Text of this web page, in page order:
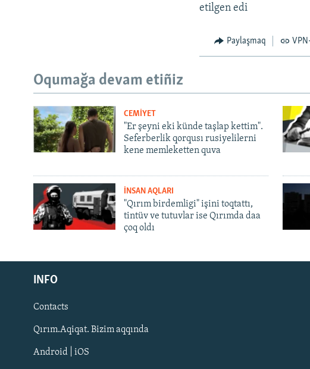
Русский
Українською
QOŞULIÑIZ!
etilgen edi
Paylaşmaq
Oqumağa devam etiñiz
CEMİYET
"Er şeyni eki künde taşlap kettim".
Seferberlik qorqusı rusiyelilerni
kene memleketten quva
İNSAN AQLARI
"Qırım birdemligi" işini toqtattı,
tintüv ve tutuvlar ise Qırımda daa
çoq oldı
INFO
Contacts
Qırım.Aqiqat. Bizim aqqında
Android | iOS